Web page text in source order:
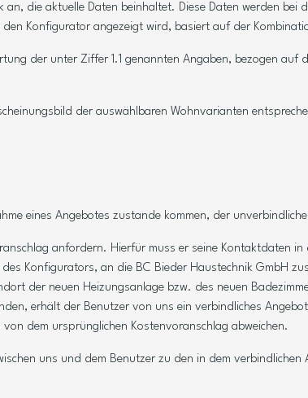
die aktuelle Daten beinhaltet. Diese Daten werden
Konfigurator angezeigt wird, basiert auf der
der unter Ziffer 1.1 genannten Angaben, bezogen auf
der auswählbaren Wohnvarianten
eines Angebotes zustande kommen, der
anfordern. Hierfür muss er seine Kontaktdaten
Konfigurators, an die BC Bieder Haustechnik GmbH
der neuen Heizungsanlage bzw. des neuen
erhält der Benutzer von uns ein verbindliches
dem ursprünglichen Kostenvoranschlag abweichen.
uns und dem Benutzer zu den in dem verbindlichen